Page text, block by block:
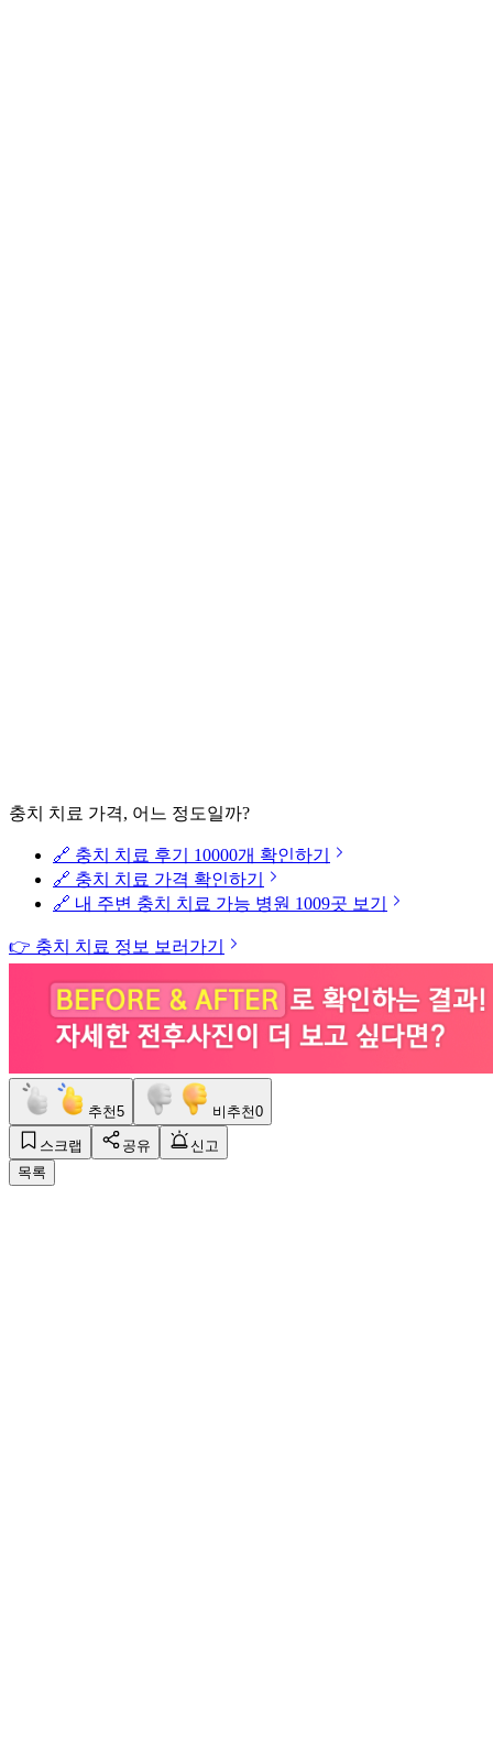
충치 치료 가격, 어느 정도일까?
🔗 충치 치료 후기 10000개 확인하기
🔗 충치 치료 가격 확인하기
🔗 내 주변 충치 치료 가능 병원 1009곳 보기
👉 충치 치료 정보 보러가기
추천5 비추천0
스크랩 공유
신고
목록